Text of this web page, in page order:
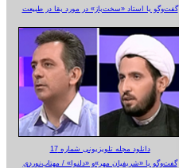
گفت‌وگو با استاد «سخت‌باز» در مورد بقا در طبیعت
دانلود مجله تلویزیونی شماره 17
گفت‌وگو با «شریفیان مهر»‌و «دلنوا» / مهتاب‌نوردی